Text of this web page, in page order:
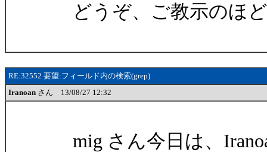
どうぞ、ご教示のほ
RE:32552 要望:フィールド内の検索(grep)
Iranoan さん 13/08/27 12:32
mig さん今日は、